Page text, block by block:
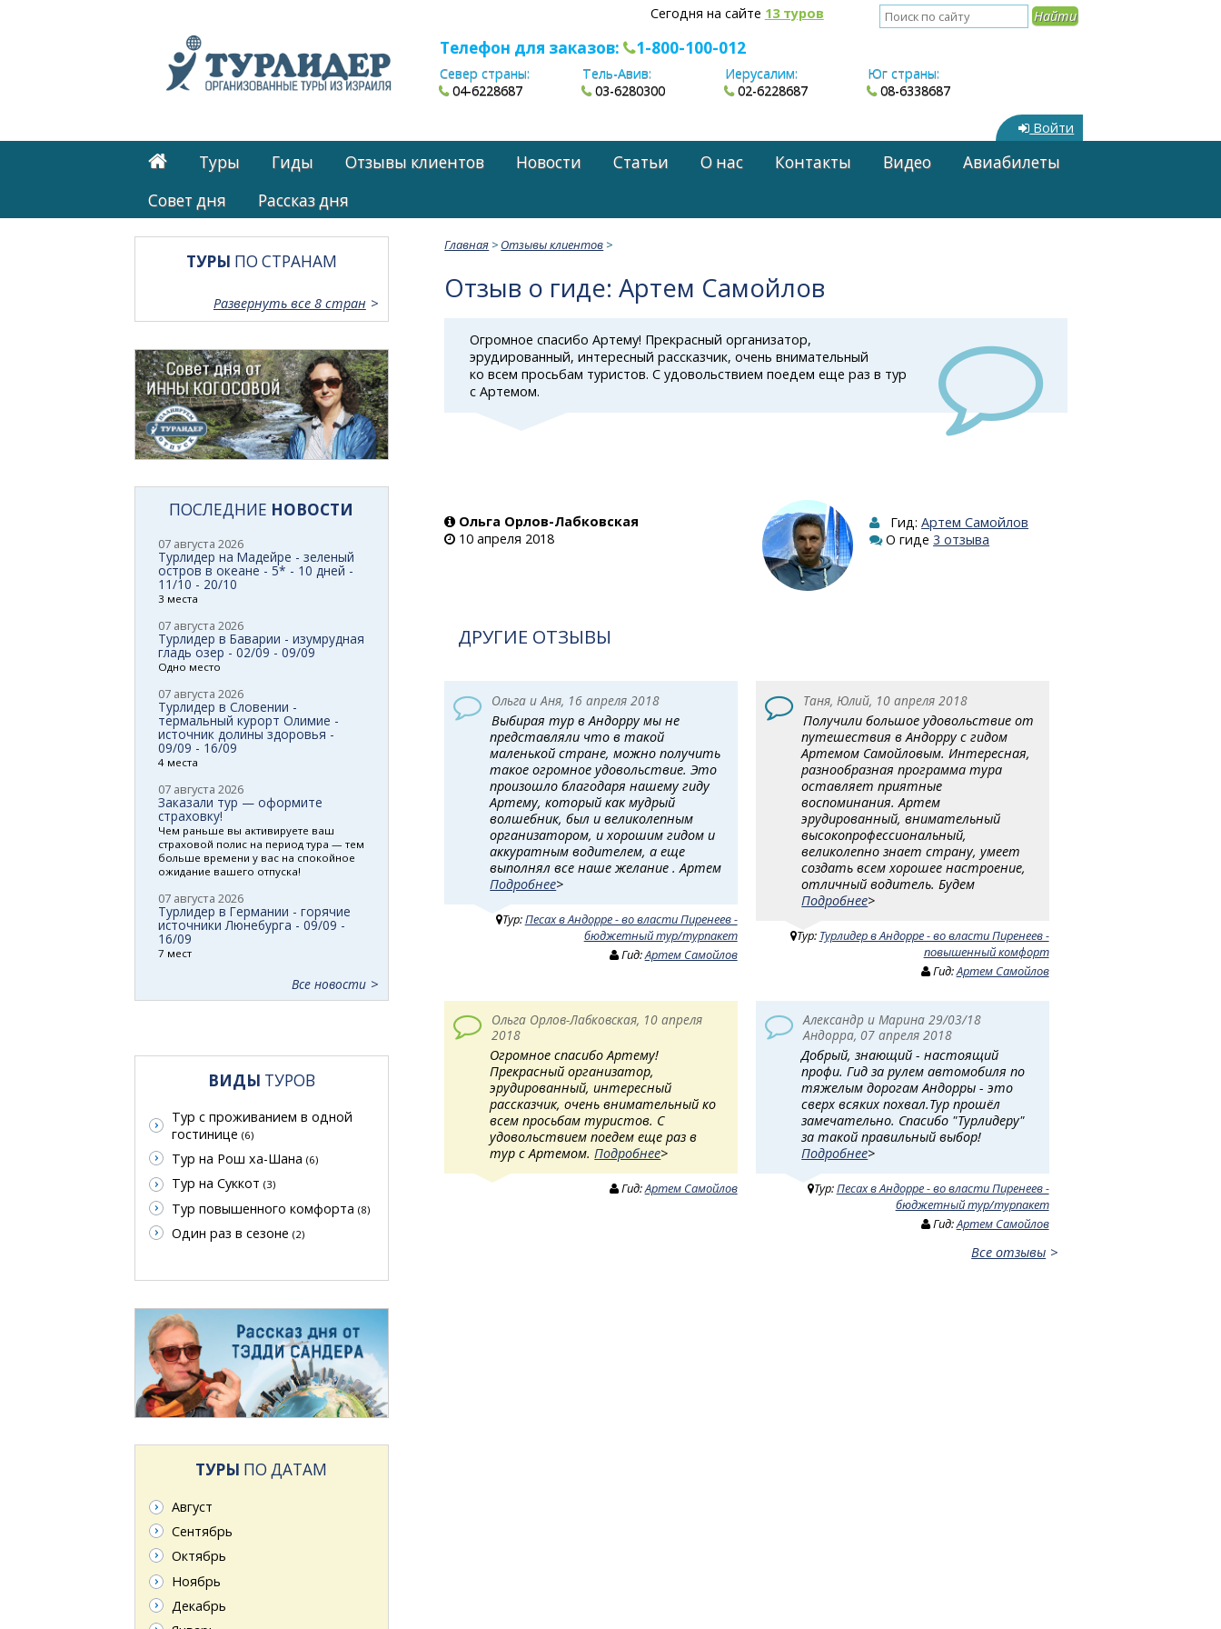
Сегодня на сайте 13 туров
Телефон для заказов: 1-800-100-012
Север страны:
04-6228687
Тель-Авив:
03-6280300
Иерусалим:
02-6228687
Юг страны:
08-6338687
Войти
Туры Гиды Отзывы клиентов Новости Статьи О нас Контакты Видео
Авиабилеты
Cовет дня
Рассказ дня
Главная > Отзывы клиентов >
Отзыв о гиде: Артем Самойлов
Огромное спасибо Артему! Прекрасный организатор,
эрудированный, интересный рассказчик, очень внимательный
ко всем просьбам туристов. С удовольствием поедем еще раз в тур
с Артемом.
Ольга Орлов-Лабковская
10 апреля 2018
Гид:Артем Самойлов
О гиде3 отзыва
ДРУГИЕ ОТЗЫВЫ
Ольга и Аня, 16 апреля 2018
Выбирая тур в Андорру мы не
представляли что в такой
маленькой стране, можно получить
такое огромное удовольствие. Это
произошло благодаря нашему гиду
Артему, который как мудрый
волшебник, был и великолепным
организатором, и хорошим гидом и
аккуратным водителем, а еще
выполнял все наше желание . Артем
Подробнее>
Тур:Песах в Андорре - во власти Пиренеев -
бюджетный тур/турпакет
Гид:Артем Самойлов
Таня, Юлий, 10 апреля 2018
Получили большое удовольствие от
путешествия в Андорру с гидом
Артемом Самойловым. Интересная,
разнообразная программа тура
оставляет приятные
воспоминания. Артем
эрудированный, внимательный
высокопрoфессиональный,
великолепно знает страну, умеет
создать всем хорошее настроение,
отличный водитель. Будем
Подробнее>
Тур: Турлидер в Андорре - во власти Пиренеев -
повышенный комфорт
Гид:Артем Самойлов
Ольга Орлов-Лабковская, 10 апреля
2018
Огромное спасибо Артему!
Прекрасный организатор,
эрудированный, интересный
рассказчик, очень внимательный ко
всем просьбам туристов. С
удовольствием поедем еще раз в
тур с Артемом.Подробнее>
Гид:Артем Самойлов
Александр и Марина 29/03/18
Андорра, 07 апреля 2018
Добрый, знающий - настоящий
профи. Гид за рулем автомобиля по
тяжелым дорогам Андорры - это
сверх всяких похвал.Тур прошёл
замечательно. Спасибо "Турлидеру"
за такой правильный выбор!
Подробнее>
Тур:Песах в Андорре - во власти Пиренеев -
бюджетный тур/турпакет
Гид:Артем Самойлов
Все отзывы
ТУРЫ ПО СТРАНАМ
Развернуть все 8 стран
ПОСЛЕДНИЕ НОВОСТИ
07 августа 2026
Турлидер на Мадейре - зеленый
остров в океане - 5* - 10 дней -
11/10 - 20/10
3 места
07 августа 2026
Турлидер в Баварии - изумрудная
гладь озер - 02/09 - 09/09
Одно место
07 августа 2026
Турлидер в Словении -
термальный курорт Олимие -
источник долины здоровья -
09/09 - 16/09
4 места
07 августа 2026
Заказали тур — оформите
страховку!
Чем раньше вы активируете ваш
страховой полис на период тура — тем
больше времени у вас на спокойное
ожидание вашего отпуска!
07 августа 2026
Турлидер в Германии - горячие
источники Люнебурга - 09/09 -
16/09
7 мест
Все новости
ВИДЫ ТУРОВ
Тур с проживанием в одной
гостинице (6)
Тур на Рош ха-Шана (6)
Тур на Суккот (3)
Тур повышенного комфорта (8)
Один раз в сезоне (2)
ТУРЫ ПО ДАТАМ
Август
Сентябрь
Октябрь
Ноябрь
Декабрь